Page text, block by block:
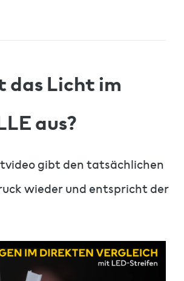
das Licht im
aus?
gibt den tatsächlichen
wieder und entspricht der